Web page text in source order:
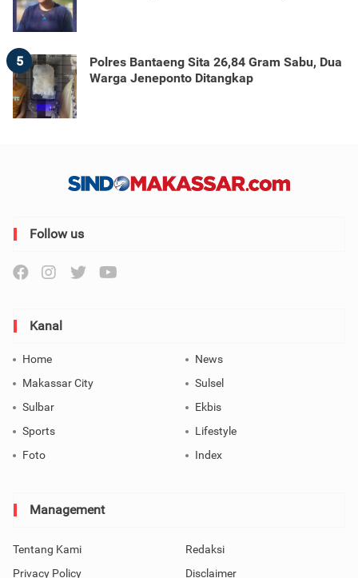
5
Polres Bantaeng Sita 26,84 Gram Sabu, Dua
Warga Jeneponto Ditangkap
Follow us
Kanal
Home
News
Makassar City
Sulsel
Sulbar
Ekbis
Sports
Lifestyle
Foto
Index
Management
Tentang Kami
Redaksi
Privacy Policy
Disclaimer